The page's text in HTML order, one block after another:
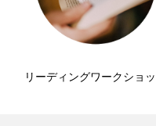
リーディングワークショ